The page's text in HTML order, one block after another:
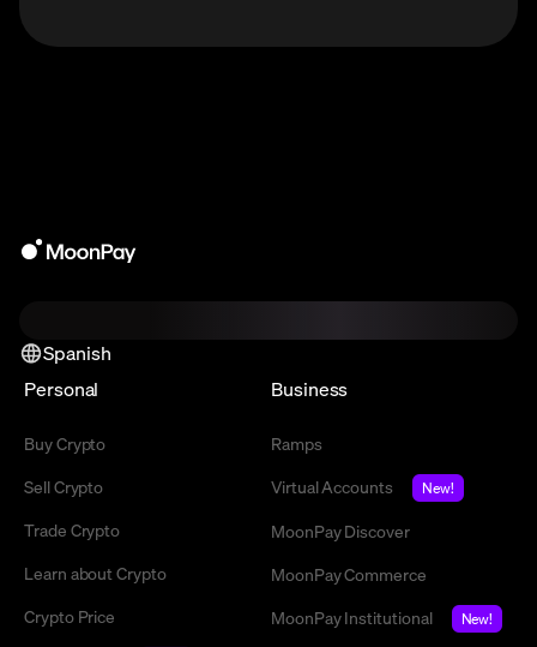
Spanish
Personal
Buy Crypto
Sell Crypto
Trade Crypto
Learn about Crypto
Crypto Price
Business
Ramps
Virtual Accounts
New!
MoonPay Discover
MoonPay Commerce
MoonPay Institutional
New!